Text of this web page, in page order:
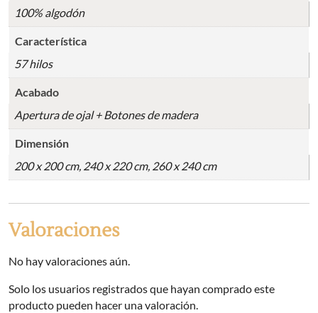
100% algodón
Característica
57 hilos
Acabado
Apertura de ojal + Botones de madera
Dimensión
200 x 200 cm, 240 x 220 cm, 260 x 240 cm
Valoraciones
No hay valoraciones aún.
Solo los usuarios registrados que hayan comprado este
producto pueden hacer una valoración.